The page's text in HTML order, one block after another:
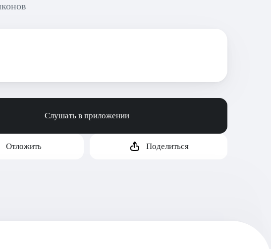
Слушать в приложении
Отложить Поделиться